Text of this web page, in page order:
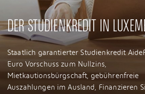
DER STUDIENKREDIT IN
Staatlich garantierter Studienkredit
Euro Vorschuss zum Nullzins,
Mietkautionsbürgschaft, gebührenfreie
Auszahlungen im Ausland, Finanzieren